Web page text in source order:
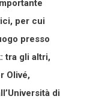
per cui
presso
tra gli altri,
Olivé,
di